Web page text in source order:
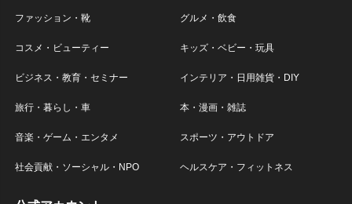
ファッション・靴 グルメ・飲食
コスメ・ビューティー キッズ・ベビー・玩具
ビジネス・教育・セミナー インテリア・日用雑貨・DIY
旅行・暮らし・車 本・漫画・雑誌
音楽・ゲーム・エンタメ スポーツ・アウトドア
社会貢献・ソーシャル・NPO ヘルスケア・フィットネス